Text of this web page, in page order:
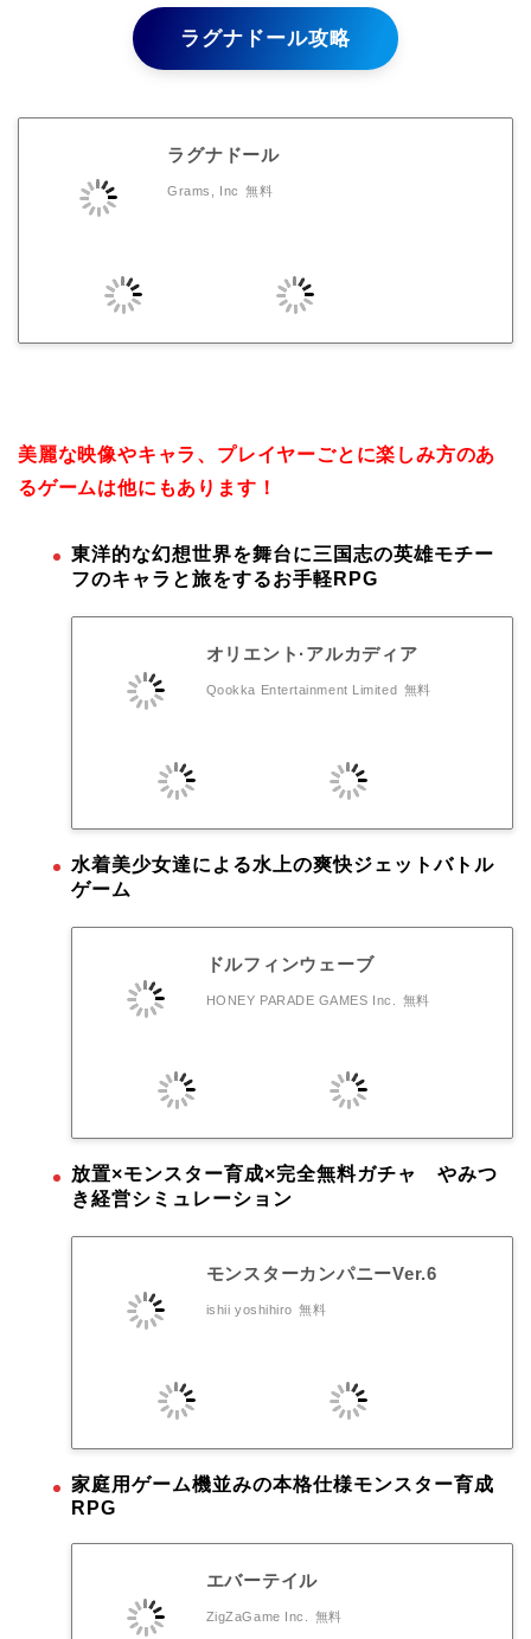
ラグナドール攻略
ラグナドール
Grams, Inc 無料
美麗な映像やキャラ、プレイヤーごとに楽しみ方のあ
るゲームは他にもあります！
東洋的な幻想世界を舞台に三国志の英雄モチー
フのキャラと旅をするお手軽RPG
オリエント·アルカディア
Qookka Entertainment Limited 無料
水着美少女達による水上の爽快ジェットバトル
ゲーム
ドルフィンウェーブ
HONEY PARADE GAMES Inc. 無料
放置×モンスター育成×完全無料ガチャ やみつ
き経営シミュレーション
モンスターカンパニーVer.6
ishii yoshihiro 無料
家庭用ゲーム機並みの本格仕様モンスター育成
RPG
エバーテイル
ZigZaGame Inc. 無料